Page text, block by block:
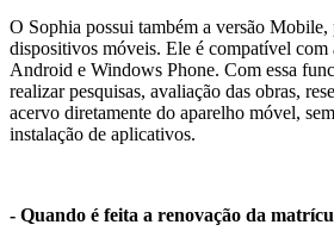
O Sophia possui também a versão Mobile,
dispositivos móveis. Ele é compatível com
Android e Windows Phone. Com essa
realizar pesquisas, avaliação das obras,
acervo diretamente do aparelho móvel,
instalação de aplicativos.
- Quando é feita a renovação da